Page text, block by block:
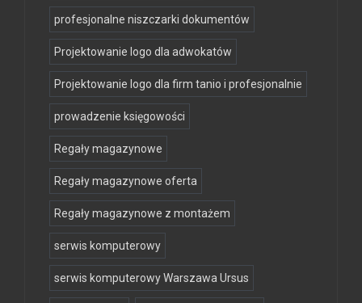
profesjonalne niszczarki dokumentów
Projektowanie logo dla adwokatów
Projektowanie logo dla firm tanio i profesjonalnie
prowadzenie księgowości
Regały magazynowe
Regały magazynowe oferta
Regały magazynowe z montażem
serwis komputerowy
serwis komputerowy Warszawa Ursus